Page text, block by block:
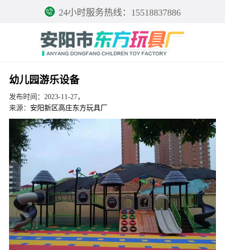
24小时服务热线：15518837886
幼儿园游乐设备
发布时间：2023-11-27，
来源： 安阳新区高庄东方玩具厂